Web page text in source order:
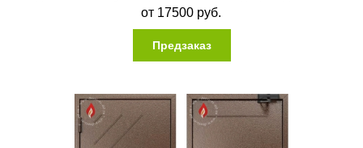
от 17500 руб.
Предзаказ